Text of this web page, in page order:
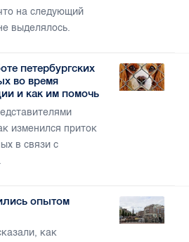
на следующий
выделялось.
петербургских
во время
и как им помочь
изменился приток
в связи с
опытом
как